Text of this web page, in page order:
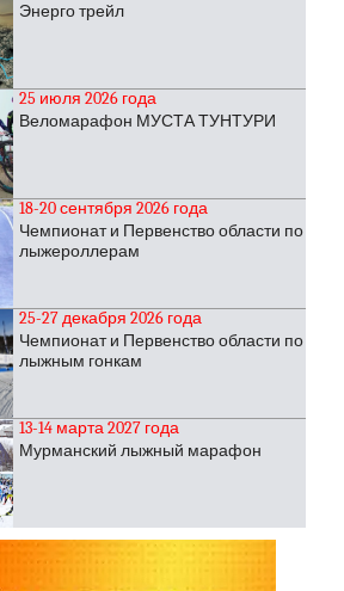
Энерго трейл
25 июля 2026 года
Веломарафон МУСТА ТУНТУРИ
18-20 сентября 2026 года
Чемпионат и Первенство области по
лыжероллерам
25-27 декабря 2026 года
Чемпионат и Первенство области по
лыжным гонкам
13-14 марта 2027 года
Мурманский лыжный марафон